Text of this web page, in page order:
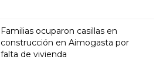
Familias ocuparon casillas en
construcción en Aimogasta por
falta de vivienda